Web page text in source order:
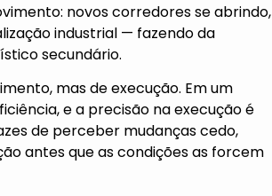
novos corredores se abrindo,
industrial — fazendo da
secundário.
mas de execução. Em um
e a precisão na execução é
de perceber mudanças cedo,
antes que as condições as forcem